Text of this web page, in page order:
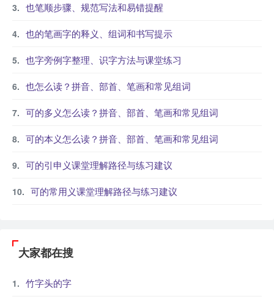
也笔顺步骤、规范写法和易错提醒
也的笔画字的释义、组词和书写提示
也字旁例字整理、识字方法与课堂练习
也怎么读？拼音、部首、笔画和常见组词
可的多义怎么读？拼音、部首、笔画和常见组词
可的本义怎么读？拼音、部首、笔画和常见组词
可的引申义课堂理解路径与练习建议
可的常用义课堂理解路径与练习建议
大家都在搜
竹字头的字